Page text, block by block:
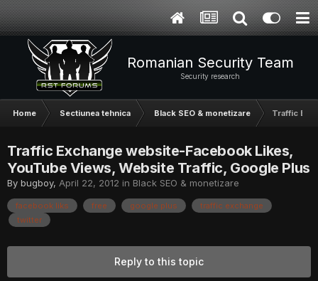
Romanian Security Team
Security research
Home Sectiunea tehnica Black SEO & monetizare Traffic
Traffic Exchange website-Facebook Likes,
YouTube Views, Website Traffic, Google Plus
By bugboy, April 22, 2012 in Black SEO & monetizare
facebook liks free google plus
traffic exchange
twitter
Reply to this topic